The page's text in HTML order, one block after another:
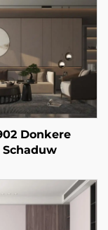
Donkere
Schaduw